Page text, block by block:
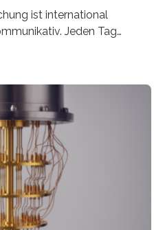
ist international
Jeden Tag
zusammenarbeiten. Neue
Dies ist der Alltag in
die dieses Jahr 100
die UNESCO 2025 zum
und -
Doch nun hat eine
um den